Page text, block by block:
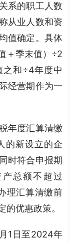
系的职工人数
从业人数和资
值确定。具体
＋季末值）÷2
之和÷4年度中
经营期作为一
年度汇算清缴
的新设立的企
时符合申报期
总额不超过
理汇算清缴前
优惠政策。
1日至2024年